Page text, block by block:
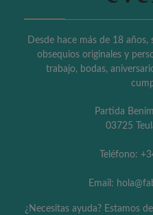
Desde hace más de 18 años,
obsequios originales y
trabajo, bodas,
Partida
03725
Teléfono:
Email:
¿Necesitas ayuda? Estamos